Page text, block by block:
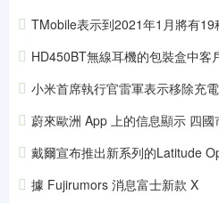
TMobile表示到2021年1月將有19種
HD450BT無線耳機的包裝盒中客
小米首席執行官雷軍表示移除充電適配器
蔚來歐洲 App 上的信息顯示 四國市場
戴爾宣布推出新系列的Latitude
據 Fujirumors 消息富士新款 X